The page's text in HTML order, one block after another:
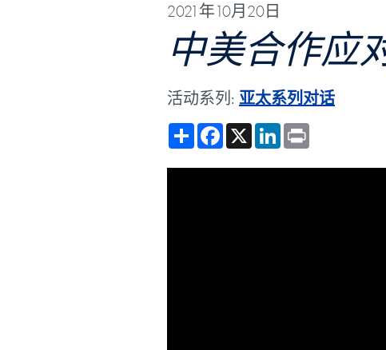
2021年10月20日
中美合作应
活动系列: 亚太系列对话
ShareFacebook
X LinkedIn